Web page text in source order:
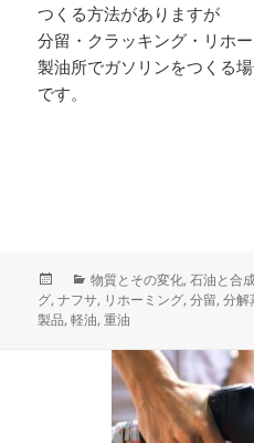
つくる方法がありますが
分留・クラッキング・リホ
製油所でガソリンをつくる
です。
稿
日:
カ
テ
ゴ
物質とその変化,石油と合
グ,ナフサ, リホーミング,分留,分解
製品,軽油,重油